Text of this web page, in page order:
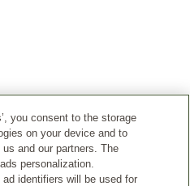
you consent to the storage
on your device and to
and our partners. The
personalization.
identifiers will be used for